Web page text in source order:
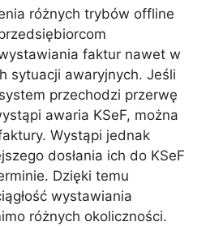
różnych trybów offline
faktur nawet w
sytuacji awaryjnych. Jeśli
przechodzi przerwę
awaria KSeF, można
Wystąpi jednak
dosłania ich do KSeF
Dzięki temu
wystawiania
różnych okoliczności.